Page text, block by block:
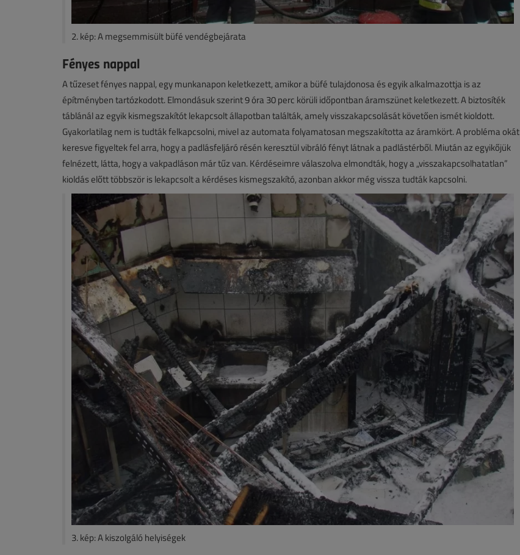
2. kép: A megsemmisült büfé vendégbejárata
Fényes nappal
A tűzeset fényes nappal, egy munkanapon keletkezett, amikor a büfé tulajdonosa és egyik alkalmazottja is az
építményben tartózkodott. Elmondásuk szerint 9 óra 30 perc körüli időpontban áramszünet keletkezett. A biztosíték
táblánál az egyik kismegszakítót lekapcsolt állapotban találták, amely visszakapcsolását követően ismét kioldott.
Gyakorlatilag nem is tudták felkapcsolni, mivel az automata folyamatosan megszakította az áramkört. A probléma okát
keresve figyeltek fel arra, hogy a padlásfeljáró résén keresztül vibráló fényt látnak a padlástérből. Miután az egyikőjük
felnézett, látta, hogy a vakpadláson már tűz van. Kérdéseimre válaszolva elmondták, hogy a „visszakapcsolhatatlan”
kioldás előtt többször is lekapcsolt a kérdéses kismegszakító, azonban akkor még vissza tudták kapcsolni.
3. kép: A kiszolgáló helyiségek